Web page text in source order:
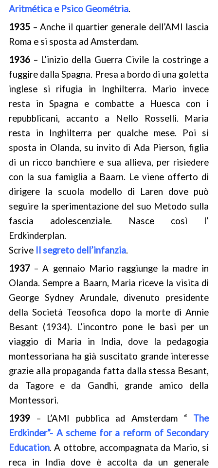
Aritmética e Psico Geométria.
1935 – Anche il quartier generale dell’AMI lascia
Roma e si sposta ad Amsterdam.
1936 – L’inizio della Guerra Civile la costringe a
fuggire dalla Spagna. Presa a bordo di una goletta
inglese si rifugia in Inghilterra. Mario invece
resta in Spagna e combatte a Huesca con i
repubblicani, accanto a Nello Rosselli. Maria
resta in Inghilterra per qualche mese. Poi si
sposta in Olanda, su invito di Ada Pierson, figlia
di un ricco banchiere e sua allieva, per risiedere
con la sua famiglia a Baarn. Le viene offerto di
dirigere la scuola modello di Laren dove può
seguire la sperimentazione del suo Metodo sulla
fascia adolescenziale. Nasce così l’
Erdkinderplan.
Scrive Il segreto dell’infanzia.
1937 – A gennaio Mario raggiunge la madre in
Olanda. Sempre a Baarn, Maria riceve la visita di
George Sydney Arundale, divenuto presidente
della Società Teosofica dopo la morte di Annie
Besant (1934). L’incontro pone le basi per un
viaggio di Maria in India, dove la pedagogia
montessoriana ha già suscitato grande interesse
grazie alla propaganda fatta dalla stessa Besant,
da Tagore e da Gandhi, grande amico della
Montessori.
1939 – L’AMI pubblica ad Amsterdam “ The
Erdkinder”- A scheme for a reform of Secondary
Education. A ottobre, accompagnata da Mario, si
reca in India dove è accolta da un generale